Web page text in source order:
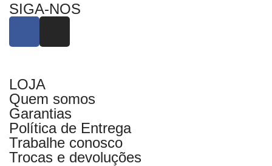
SIGA-NOS
LOJA
Quem somos
Garantias
Política de Entrega
Trabalhe conosco
Trocas e devoluções